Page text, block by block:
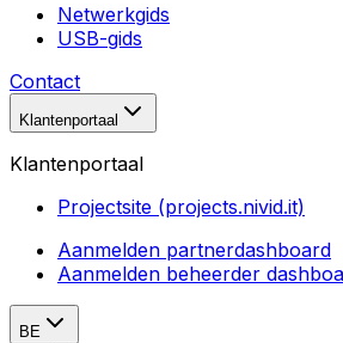
Netwerkgids
USB-gids
Contact
Klantenportaal
Klantenportaal
Projectsite (projects.nivid.it)
Aanmelden partnerdashboard
Aanmelden beheerder
BE